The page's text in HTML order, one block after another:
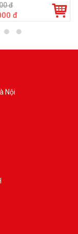
đ
đ
Nội